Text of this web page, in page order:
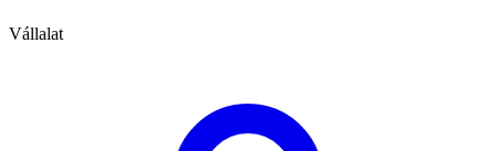
Vállalat